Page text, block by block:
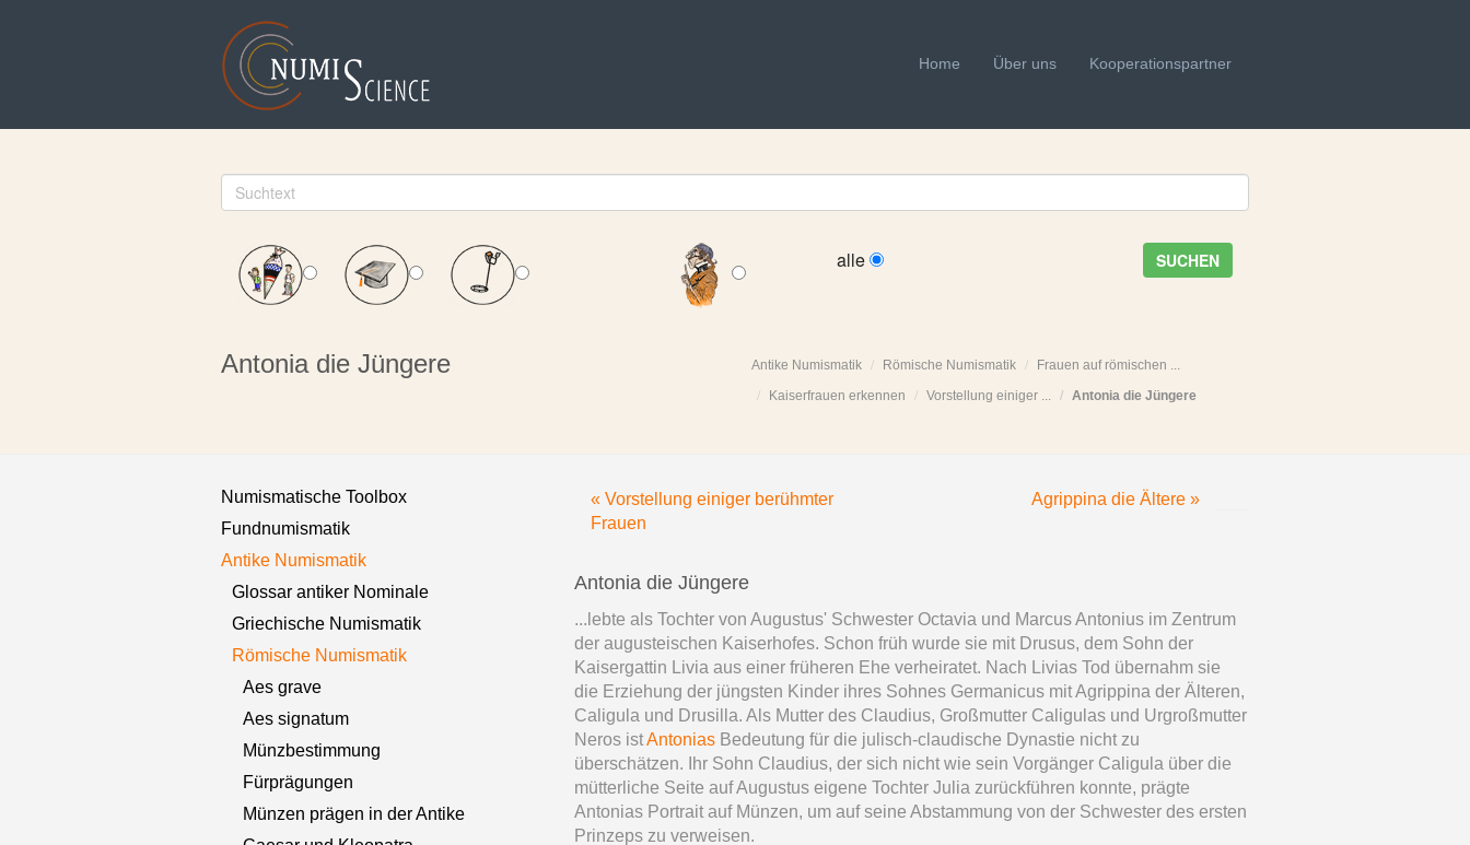
Home Über uns Kooperationspartner
alle SUCHEN
Antonia die Jüngere Antike Numismatik Römische Numismatik
Frauen auf römischen ...
Kaiserfrauen erkennen
Vorstellung einiger ... Antonia die Jüngere
Numismatische Toolbox
Fundnumismatik
Antike Numismatik
Glossar antiker Nominale
Griechische Numismatik
Römische Numismatik
Aes grave
Aes signatum
Münzbestimmung
Fürprägungen
Münzen prägen in der Antike
« Vorstellung einiger berühmter
Frauen
Agrippina die Ältere »
Antonia die Jüngere
...lebte als Tochter von Augustus' Schwester Octavia und Marcus Antonius im Zentrum
der augusteischen Kaiserhofes. Schon früh wurde sie mit Drusus, dem Sohn der
Kaisergattin Livia aus einer früheren Ehe verheiratet. Nach Livias Tod übernahm sie
die Erziehung der jüngsten Kinder ihres Sohnes Germanicus mit Agrippina der Älteren,
Caligula und Drusilla. Als Mutter des Claudius, Großmutter Caligulas und Urgroßmutter
Neros istAntonias Bedeutung für die julisch-claudische Dynastie nicht zu
überschätzen. Ihr Sohn Claudius, der sich nicht wie sein Vorgänger Caligula über die
mütterliche Seite auf Augustus eigene Tochter Julia zurückführen konnte, prägte
Antonias Portrait auf Münzen, um auf seine Abstammung von der Schwester des ersten
Prinzeps zu verweisen.